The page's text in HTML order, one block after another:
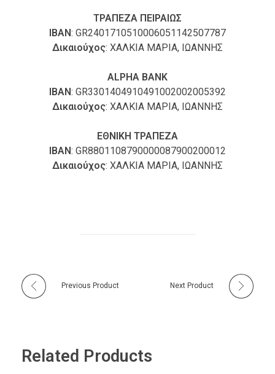
ΤΡΑΠΕΖΑ ΠΕΙΡΑΙΩΣ
ΙΒΑΝ: GR2401710510006051142507787
Δικαιούχος: ΧΑΛΚΙΑ ΜΑΡΙΑ, ΙΩΑΝΝΗΣ
ALPHA BANK
ΙΒΑΝ: GR3301404910491002002005392
Δικαιούχος: ΧΑΛΚΙΑ ΜΑΡΙΑ, ΙΩΑΝΝΗΣ
ΕΘΝΙΚΗ ΤΡΑΠΕΖΑ
ΙΒΑΝ: GR8801108790000087900200012
Δικαιούχος: ΧΑΛΚΙΑ ΜΑΡΙΑ, ΙΩΑΝΝΗΣ
Previous Product Next Product
Related Products